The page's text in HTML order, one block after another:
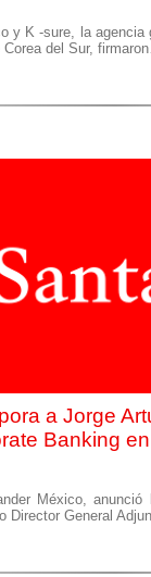
y K ‐sure, la
del Sur,
a Jorge
Banking
México,
Director General